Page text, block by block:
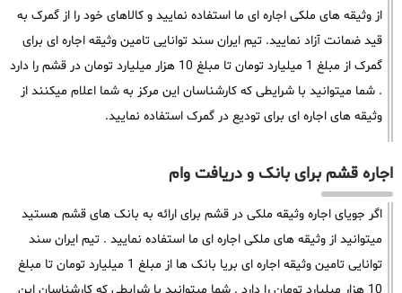
از وثیقه های ملکی اجاره ای ما استفاده نمایید و کالاهای خود را از گمرک به
قید ضمانت آزاد نمایید. تیم ایران سند توانایی تامین وثیقه اجاره ای برای
گمرک از مبلغ 1 میلیارد تومان تا مبلغ 10 هزار میلیارد تومان در قشم را دارد
. شما میتوانید با شرایطی که کارشناسان این مرکز به شما اعلام میکنند از
وثیقه های اجاره ای برای تودیع در گمرک استفاده نمایید.
اجاره قشم برای بانک و دریافت وام
اگر جویای اجاره وثیقه ملکی در قشم برای ارائه به بانک های قشم هستید
میتوانید از وثیقه های ملکی اجاره ای ما استفاده نمایید . تیم ایران سند
توانایی تامین وثیقه اجاره ای بریا بانک ها از مبلغ 1 میلیارد تومان تا مبلغ